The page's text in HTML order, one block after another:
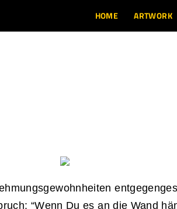
HOME ARTWORK
“Wenn Du es an die Wand